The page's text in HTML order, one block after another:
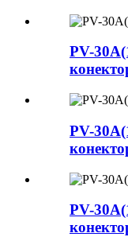
PV-
PV-
PV-